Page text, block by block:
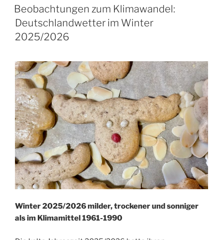
AM
Beobachtungen zum Klimawandel:
Deutschlandwetter im Winter
2025/2026
Winter 2025/2026 milder, trockener und sonniger
als im Klimamittel 1961-1990